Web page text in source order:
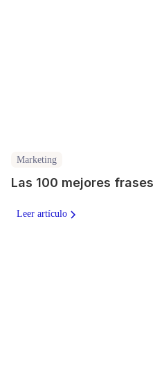
Marketing
Las 100 mejores
Leer artículo